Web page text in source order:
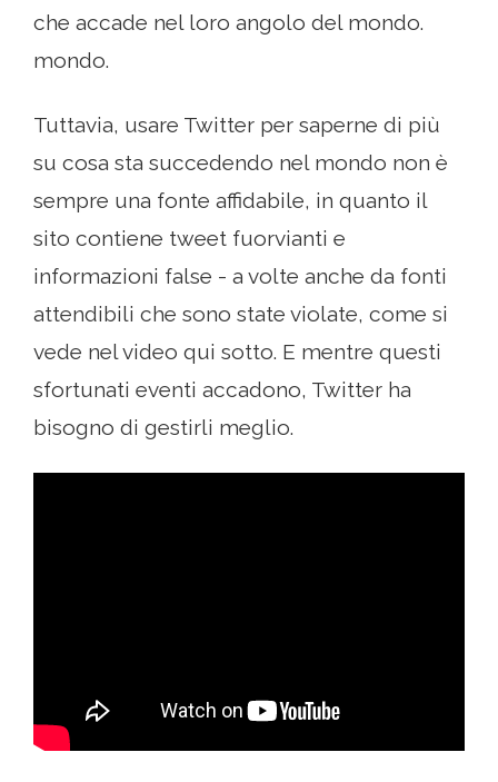
che accade nel loro angolo del mondo.
mondo.
Tuttavia, usare Twitter per saperne di più
su cosa sta succedendo nel mondo non è
sempre una fonte affidabile, in quanto il
sito contiene tweet fuorvianti e
informazioni false - a volte anche da fonti
attendibili che sono state violate, come si
vede nel video qui sotto. E mentre questi
sfortunati eventi accadono, Twitter ha
bisogno di gestirli meglio.